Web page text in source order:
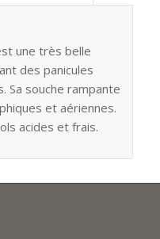
une très belle
des panicules
Sa souche rampante
et aériennes.
acides et frais.